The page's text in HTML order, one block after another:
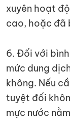
xuyên hoạt
cao, hoặc đã
6. Đối với
mức dung
không. Nếu
tuyệt đối
mực nước